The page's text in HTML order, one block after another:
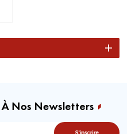
Nos Newsletters